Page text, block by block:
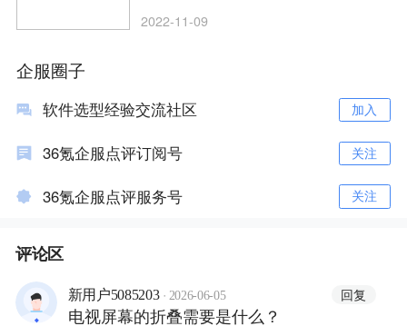
2022-11-09
企服圈子
软件选型经验交流社区 加入
36氪企服点评订阅号 关注
36氪企服点评服务号 关注
评论区
新用户5085203 · 2026-06-05 回复
电视屏幕的折叠需要是什么？